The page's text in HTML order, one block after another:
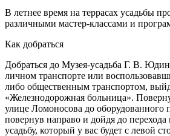
В летнее время на террасах усадьбы
различными мастер-классами и
Как добраться
Добраться до Музея-усадьба Г. В.
личном транспорте или
либо общественным транспортом,
«Железнодорожная больница».
улице Ломоносова до оборудованного
повернув направо и дойдя до
усадьбу, который у вас будет с левой